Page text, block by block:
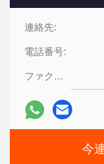
連絡先:
電話番号:
ファクシミリ:
今